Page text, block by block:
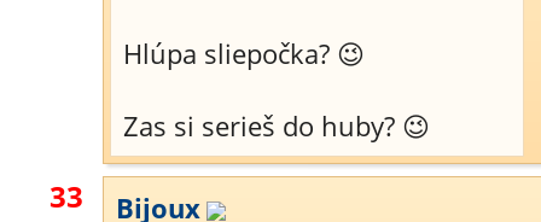
Hlúpa sliepočka? 😉
Zas si serieš do huby? 😉
33
Bijoux